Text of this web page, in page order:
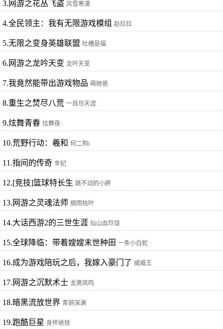
3.网游之花丛飞盗 风雪寒漠
4.全民领主：我有无限游戏模组 赵拉拉
5.无限之变身英雄联盟 吐槽是福
6.网游之龙吟天变 龙吟天变
7.我竟然能带出游戏物品 萌她爸
8.重生之焚尽八荒 一目尽天涯
9.炫舞青春 炫舞夜
10.荒野行动：羲和 何二狗i
11.指间的传奇 辛妃
12.[竞技]篮球特长生 跳不动的小胖
13.网游之灵魂法师 细雨枯叶
14.大话西游2的三世生涯 仙山血玲珑
15.全球降临：带着嫂嫂末世种田 一条小白蛇
16.成为游戏陪玩之后，我嫁入豪门了 威威王
17.网游之沉默术士 龙萧凤鸣
18.暗黑流放世界 青铜深渊
19.跑酷巨星 身怀绝技